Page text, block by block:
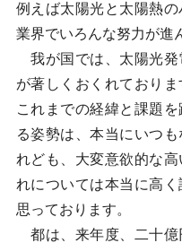
例えば太陽光と太陽熱の
業界でいろんな努力が進
我が国では、太陽光発
が著しくおくれており
これまでの経緯と課題
る姿勢は、本当にいつ
れども、大変意欲的な
れについては本当に高
思っております。
都は、来年度、二十億